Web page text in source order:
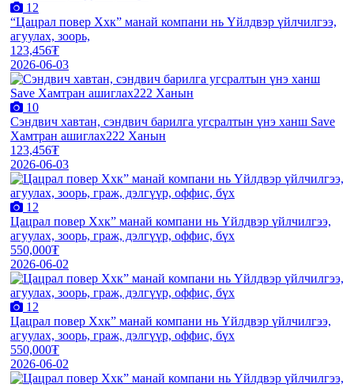
12
“Цацрал повер Ххк” манай компани нь Үйлдвэр үйлчилгээ,
агуулах, зоорь,
123,456₮
2026-06-03
10
Сэндвич хавтан, сэндвич барилга угсралтын үнэ ханш Save
Хамтран ашиглах222 Ханын
123,456₮
2026-06-03
12
Цацрал повер Ххк” манай компани нь Үйлдвэр үйлчилгээ,
агуулах, зоорь, граж, дэлгүүр, оффис, бүх
550,000₮
2026-06-02
12
Цацрал повер Ххк” манай компани нь Үйлдвэр үйлчилгээ,
агуулах, зоорь, граж, дэлгүүр, оффис, бүх
550,000₮
2026-06-02